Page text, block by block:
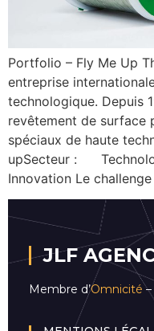
Portfolio – Fly Me Up
entreprise
technologique. Depuis
revêtement de surface
spéciaux de haute
upSecteur :
Innovation Le
JLF
Membre d’Omnicité